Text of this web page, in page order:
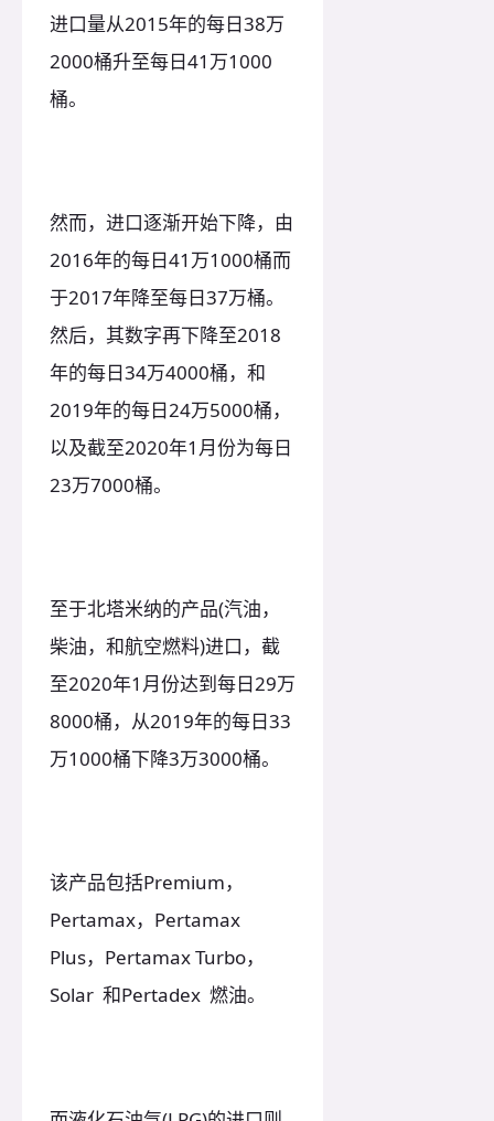
进口量从2015年的每日38万
2000桶升至每日41万1000
桶。
然而，进口逐渐开始下降，由
2016年的每日41万1000桶而
于2017年降至每日37万桶。
然后，其数字再下降至2018
年的每日34万4000桶，和
2019年的每日24万5000桶，
以及截至2020年1月份为每日
23万7000桶。
至于北塔米纳的产品(汽油，
柴油，和航空燃料)进口，截
至2020年1月份达到每日29万
8000桶，从2019年的每日33
万1000桶下降3万3000桶。
该产品包括Premium，
Pertamax，Pertamax
Plus，Pertamax Turbo，
Solar 和Pertadex 燃油。